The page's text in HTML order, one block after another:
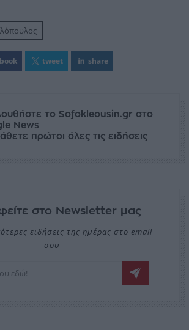
tweet share
το Sofokleousin.gr στο
News
πρώτοι όλες τις ειδήσεις
στο Newsletter μας
ειδήσεις της ημέρας στο email
σου